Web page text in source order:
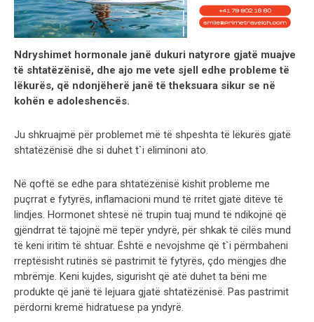
Ndryshimet hormonale janë dukuri natyrore gjatë muajve
të shtatëzënisë, dhe ajo me vete sjell edhe probleme të
lëkurës, që ndonjëherë janë të theksuara sikur se në
kohën e adoleshencës.
Ju shkruajmë për problemet më të shpeshta të lëkurës gjatë
shtatëzënisë dhe si duhet t`i eliminoni ato.
Në qoftë se edhe para shtatëzënisë kishit probleme me
puçrrat e fytyrës, inflamacioni mund të rritet gjatë ditëve të
lindjes. Hormonet shtesë në trupin tuaj mund të ndikojnë që
gjëndrrat të tajojnë më tepër yndyrë, për shkak të cilës mund
të keni iritim të shtuar. Është e nevojshme që t`i përmbaheni
rreptësisht rutinës së pastrimit të fytyrës, çdo mëngjes dhe
mbrëmje. Keni kujdes, sigurisht që atë duhet ta bëni me
produkte që janë të lejuara gjatë shtatëzënisë. Pas pastrimit
përdorni kremë hidratuese pa yndyrë.